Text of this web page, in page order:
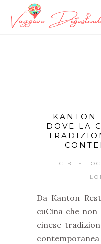
KANTON
DOVE LA
CIBI E
Da Kanton
cuCina che
cinese